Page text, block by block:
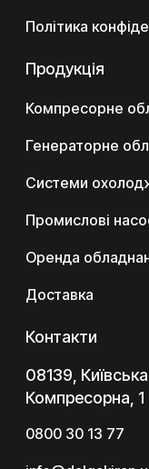
Політика
Продукція
Компресорне
Генераторне
Системи
Промислові
Оренда
Доставка
Контакти
08139,
Компресорна, 1
0800 30 13 77